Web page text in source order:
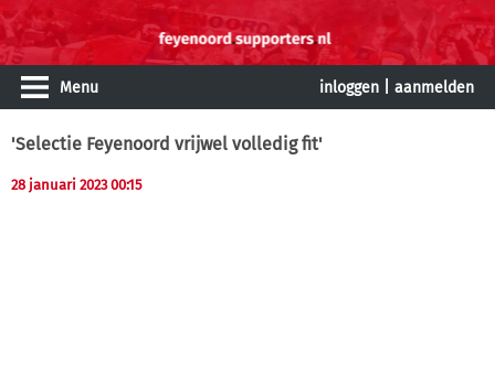
Menu inloggen aanmelden
'Selectie Feyenoord vrijwel volledig fit'
28 januari 2023 00:15